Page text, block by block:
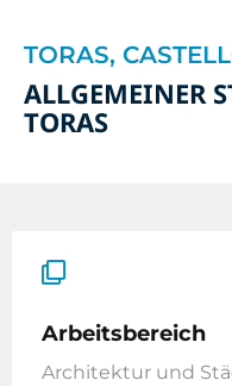
TORAS,
ALLGEMEINER
TORAS
Arbeitsbereich
Architektur und